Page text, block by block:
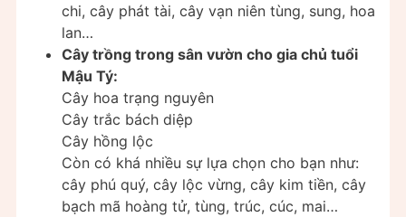
chi, cây phát tài, cây vạn niên tùng, sung, hoa
lan…
Cây trồng trong sân vườn cho gia chủ tuổi
Mậu Tý:
Cây hoa trạng nguyên
Cây trắc bách diệp
Cây hồng lộc
Còn có khá nhiều sự lựa chọn cho bạn như:
cây phú quý, cây lộc vừng, cây kim tiền, cây
bạch mã hoàng tử, tùng, trúc, cúc, mai…